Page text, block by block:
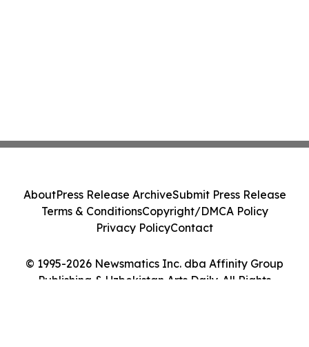
© 1995-2026 Newsmatics Inc. dba Affinity Group
Publishing & Uzbekistan Arts Daily. All Rights
AboutPress Release ArchiveSubmit Press Release
Terms & ConditionsCopyright/DMCA Policy
Privacy PolicyContact